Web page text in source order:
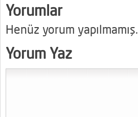
Yorumlar
Henüz yorum yapılmamış.
Yorum Yaz